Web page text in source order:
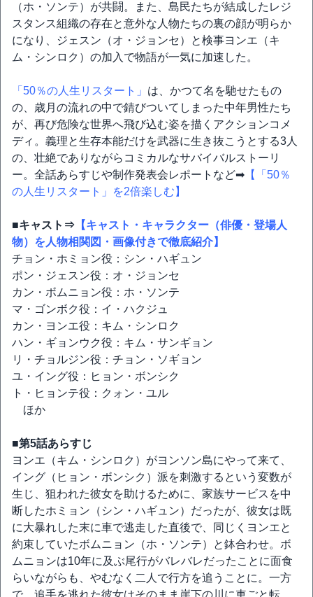
（ホ・ソンテ）が共闘。また、島民たちが結成したレジ
スタンス組織の存在と意外な人物たちの裏の顔が明らか
になり、ジェスン（オ・ジョンセ）と検事ヨンエ（キ
ム・シンロク）の加入で物語が一気に加速した。
「50％の人生リスタート」 は、かつて名を馳せたもの
の、歳月の流れの中で錆びついてしまった中年男性たち
が、再び危険な世界へ飛び込む姿を描くアクションコメ
ディ。義理と生存本能だけを武器に生き抜こうとする3人
の、壮絶でありながらコミカルなサバイバルストーリ
ー。全話あらすじや制作発表会レポートなど➡ 【「50％
の人生リスタート」を2倍楽しむ】
■キャスト⇒ 【キャスト・キャラクター（俳優・登場人
物）を人物相関図・画像付きで徹底紹介】
チョン・ホミョン役：シン・ハギュン
ポン・ジェスン役：オ・ジョンセ
カン・ボムニョン役：ホ・ソンテ
マ・ゴンボク役：イ・ハクジュ
カン・ヨンエ役：キム・シンロク
ハン・ギョンウク役：キム・サンギョン
リ・チョルジン役：チョン・ソギョン
ユ・イング役：ヒョン・ボンシク
ト・ヒョンテ役：クォン・ユル
ほか
■第5話あらすじ
ヨンエ（キム・シンロク）がヨンソン島にやって来て、
イング（ヒョン・ボンシク）派を刺激するという変数が
生じ、狙われた彼女を助けるために、家族サービスを中
断したホミョン（シン・ハギュン）だったが、彼女は既
に大暴れした末に車で逃走した直後で、同じくヨンエと
約束していたボムニョン（ホ・ソンテ）と鉢合わせ。ボ
ムニョンは10年に及ぶ尾行がバレバレだったことに面食
らいながらも、やむなく二人で行方を追うことに。一方
で、追手を逃れた彼女はそのまま崖下の川に車ごと転